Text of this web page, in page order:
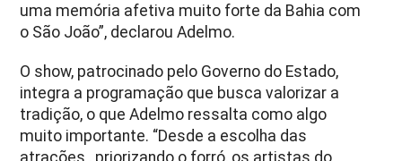
uma memória afetiva muito forte da Bahia com
o São João”, declarou Adelmo.
O show, patrocinado pelo Governo do Estado,
integra a programação que busca valorizar a
tradição, o que Adelmo ressalta como algo
muito importante. “Desde a escolha das
atrações , priorizando o forró, os artistas do